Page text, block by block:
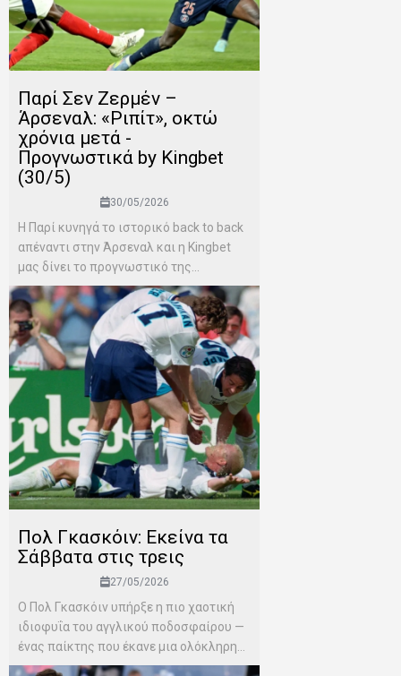
Παρί Σεν Ζερμέν –
Άρσεναλ: «Ριπίτ», οκτώ
χρόνια μετά -
Προγνωστικά by Kingbet
(30/5)
30/05/2026
Η Παρί κυνηγά το ιστορικό back to back
απέναντι στην Άρσεναλ και η Kingbet
μας δίνει το προγνωστικό της...
Πολ Γκασκόιν: Εκείνα τα
Σάββατα στις τρεις
27/05/2026
Ο Πολ Γκασκόιν υπήρξε η πιο χαοτική
ιδιοφυΐα του αγγλικού ποδοσφαίρου —
ένας παίκτης που έκανε μια ολόκληρη...